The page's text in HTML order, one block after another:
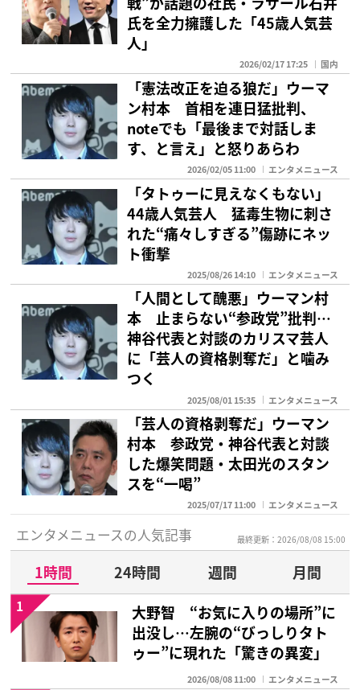
氏を全力擁護した「45歳人気芸
人」
2026/02/17 17:25 国内
「憲法改正を迫る狼だ」ウーマ
ン村本 首相を連日猛批判、
noteでも「最後まで対話しま
す、と言え」と怒りあらわ
2026/02/05 11:00 エンタメニュース
「タトゥーに見えなくもない」
44歳人気芸人 猛毒生物に刺さ
れた“痛々しすぎる”傷跡にネッ
ト衝撃
2025/08/26 14:10 エンタメニュース
「人間として醜悪」ウーマン村
本 止まらない“参政党”批判…
神谷代表と対談のカリスマ芸人
に「芸人の資格剝奪だ」と噛み
つく
2025/08/01 15:35 エンタメニュース
「芸人の資格剥奪だ」ウーマン
村本 参政党・神谷代表と対談
した爆笑問題・太田光のスタン
スを“一喝”
2025/07/17 11:00 エンタメニュース
エンタメニュースの人気記事 最終更新：2026/08/08 15:00
1時間 24時間 週間
月間
大野智 “お気に入りの場所”に
出没し…左腕の“びっしりタト
ゥー”に現れた「驚きの異変」
2026/08/08 11:00 エンタメニュース
1